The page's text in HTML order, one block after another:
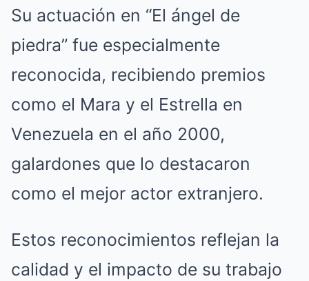
Su actuación en “El ángel de
piedra” fue especialmente
reconocida, recibiendo premios
como el Mara y el Estrella en
Venezuela en el año 2000,
galardones que lo destacaron
como el mejor actor extranjero.
Estos reconocimientos reflejan la
calidad y el impacto de su trabajo